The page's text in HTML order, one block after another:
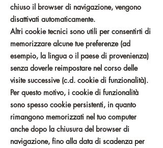
chiuso il browser di navigazione, vengono
disattivati automaticamente.
Altri cookie tecnici sono utili per consentirti di
memorizzare alcune tue preferenze (ad
esempio, la lingua o il paese di provenienza)
senza doverle reimpostare nel corso delle
visite successive (c.d. cookie di funzionalità).
Per questo motivo, i cookie di funzionalità
sono spesso cookie persistenti, in quanto
rimangono memorizzati nel tuo computer
anche dopo la chiusura del browser di
navigazione, fino alla data di scadenza per